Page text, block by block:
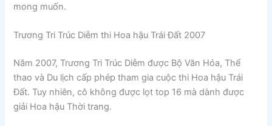
mong muốn.
Trương Tri Trúc Diễm thi Hoa hậu Trái Đất 2007
Năm 2007, Trương Tri Trúc Diễm được Bộ Văn Hóa, Thể
thao và Du lịch cấp phép tham gia cuộc thi Hoa hậu Trái
Đất. Tuy nhiên, cô không được lọt top 16 mà dành được
giải Hoa hậu Thời trang.